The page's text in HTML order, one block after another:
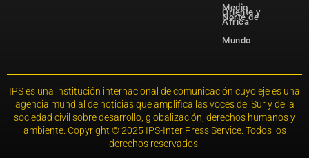
Medio
Oriente y
Norte de
África
Mundo
IPS es una institución internacional de comunicación cuyo eje es una
agencia mundial de noticias que amplifica las voces del Sur y de la
sociedad civil sobre desarrollo, globalización, derechos humanos y
ambiente. Copyright © 2025 IPS-Inter Press Service. Todos los
derechos reservados.